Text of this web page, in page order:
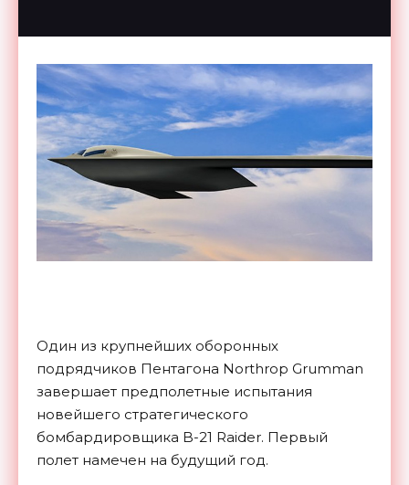
Один из крупнейших оборонных
подрядчиков Пентагона Northrop Grumman
завершает предполетные испытания
новейшего стратегического
бомбардировщика B-21 Raider. Первый
полет намечен на будущий год.